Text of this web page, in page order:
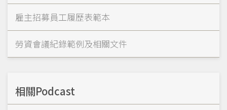
雇主招募員工履歷表範本
勞資會議紀錄範例及相關文件
相關Podcast